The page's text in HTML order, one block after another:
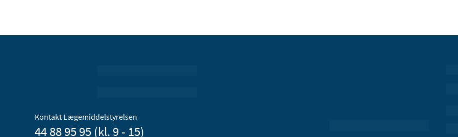
Kontakt Lægemiddelstyrelsen
44 88 95 95 (kl. 9 - 15)